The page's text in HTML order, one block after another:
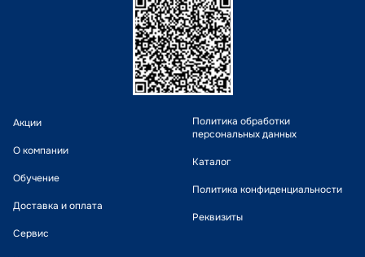
Акции
О компании
Обучение
Доставка и оплата
Сервис
Политика обработки
персональных данных
Каталог
Политика конфиденциальности
Реквизиты